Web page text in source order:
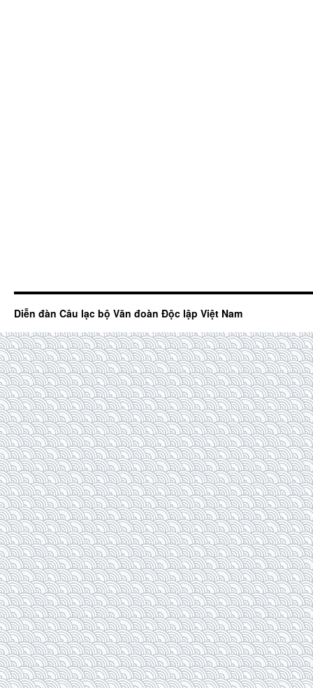
Diễn đàn Câu lạc bộ Văn đoàn Độc lập Việt Nam